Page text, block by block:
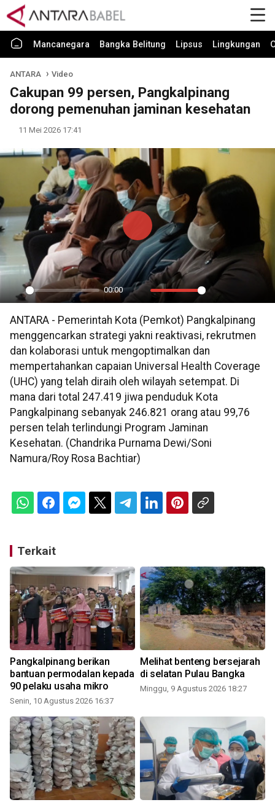
Mancanegara Bangka Belitung Lipsus Lingkungan
ANTARA Video
Cakupan 99 persen, Pangkalpinang
dorong pemenuhan jaminan kesehatan
11 Mei 2026 17:41
Play
00:00
Mute Settings
PIP
Play
ANTARA - Pemerintah Kota (Pemkot) Pangkalpinang
menggencarkan strategi yakni reaktivasi, rekrutmen
dan kolaborasi untuk mengoptimalkan dan
mempertahankan capaian Universal Health Coverage
(UHC) yang telah diraih oleh wilayah setempat. Di
mana dari total 247.419 jiwa penduduk Kota
Pangkalpinang sebanyak 246.821 orang atau 99,76
persen telah terlindungi Program Jaminan
Kesehatan. (Chandrika Purnama Dewi/Soni
Namura/Roy Rosa Bachtiar)
Terkait
Pangkalpinang berikan
bantuan permodalan kepada
90 pelaku usaha mikro
Senin, 10 Agustus 2026 16:37
Melihat benteng bersejarah
di selatan Pulau Bangka
Minggu, 9 Agustus 2026 18:27